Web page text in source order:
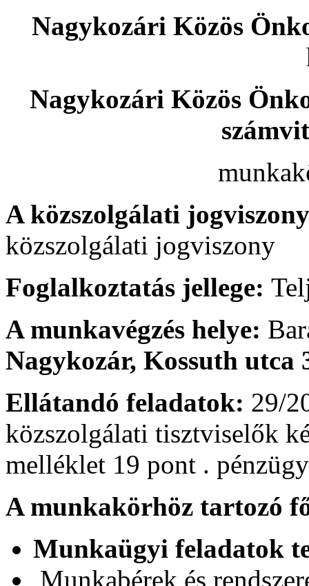
Nagykozári Közös
Nagykozári Közös
A közszolgálati
közszolgálati jogviszony
Foglalkoztatás jellege:
A munkavégzés helye:
Nagykozár, Kossuth utca
Ellátandó feladatok: 29/
közszolgálati tisztviselők
melléklet 19 pont .
A munkakörhöz tartozó
Munkaügyi feladatok
Munkabérek és